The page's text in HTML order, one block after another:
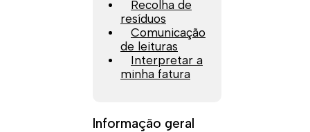
Recolha de
resíduos
Comunicação
de leituras
Interpretar a
minha fatura
Informação geral